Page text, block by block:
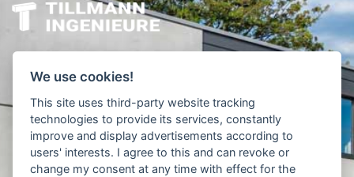
02361 / 97912-250
02361 / 97912-270
Mo – Do 8.00 – 17.00 Uhr
Fr 8.00 – 15.00 Uhr
We use cookies!
This site uses third-party website tracking
technologies to provide its services, constantly
improve and display advertisements according to
users' interests. I agree to this and can revoke or
change my consent at any time with effect for the